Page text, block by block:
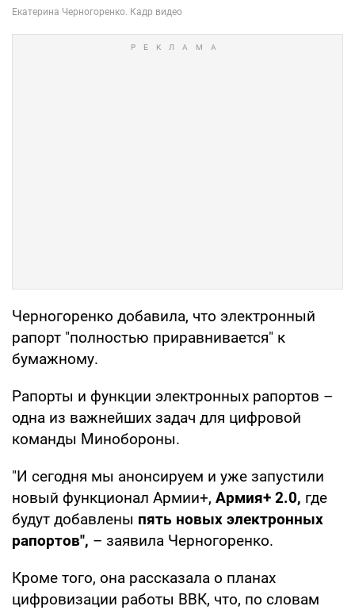
Черногоренко добавила, что электронный
рапорт "полностью приравнивается" к
бумажному.
Рапорты и функции электронных рапортов –
одна из важнейших задач для цифровой
команды Минобороны.
"И сегодня мы анонсируем и уже запустили
новый функционал Армии+, Армия+ 2.0, где
будут добавлены пять новых электронных
рапортов", – заявила Черногоренко.
Кроме того, она рассказала о планах
цифровизации работы ВВК, что, по словам